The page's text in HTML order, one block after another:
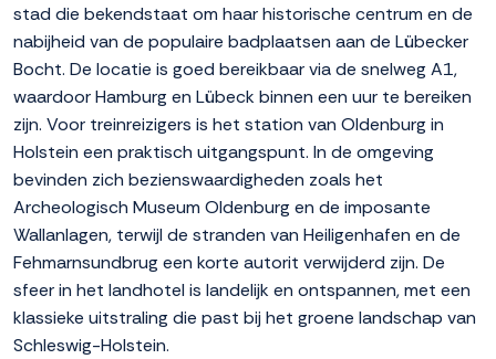
stad die bekendstaat om haar historische centrum en de
nabijheid van de populaire badplaatsen aan de Lübecker
Bocht. De locatie is goed bereikbaar via de snelweg A1,
waardoor Hamburg en Lübeck binnen een uur te bereiken
zijn. Voor treinreizigers is het station van Oldenburg in
Holstein een praktisch uitgangspunt. In de omgeving
bevinden zich bezienswaardigheden zoals het
Archeologisch Museum Oldenburg en de imposante
Wallanlagen, terwijl de stranden van Heiligenhafen en de
Fehmarnsundbrug een korte autorit verwijderd zijn. De
sfeer in het landhotel is landelijk en ontspannen, met een
klassieke uitstraling die past bij het groene landschap van
Schleswig-Holstein.